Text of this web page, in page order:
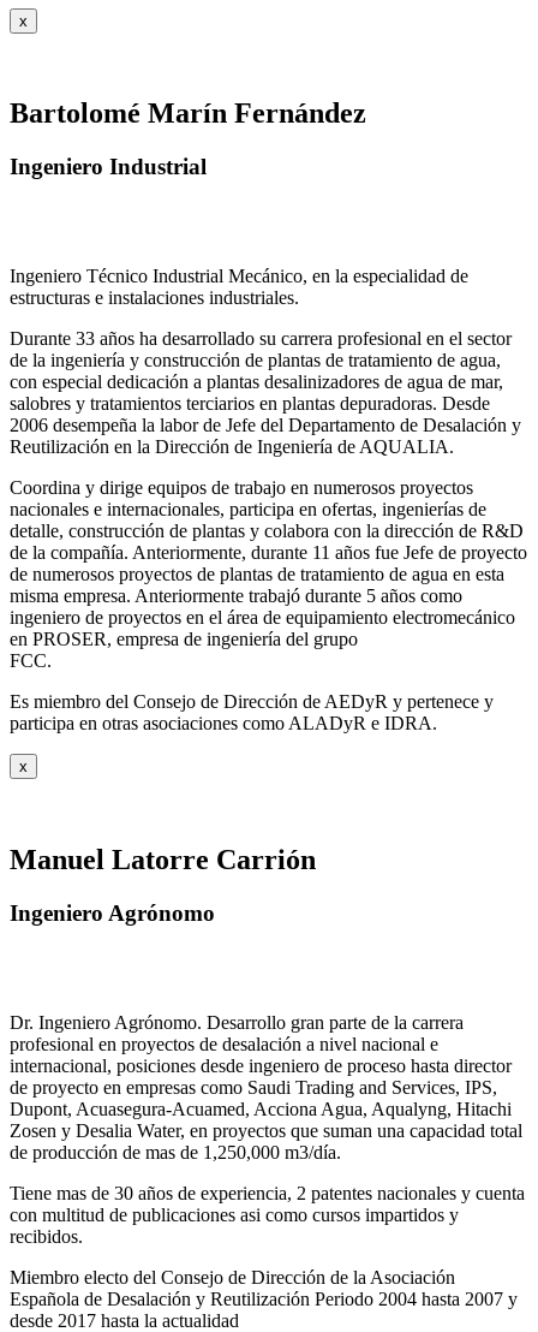
x
Bartolomé Marín Fernández
Ingeniero Industrial
Ingeniero Técnico Industrial Mecánico, en la especialidad de
estructuras e instalaciones industriales.
Durante 33 años ha desarrollado su carrera profesional en el sector
de la ingeniería y construcción de plantas de tratamiento de agua,
con especial dedicación a plantas desalinizadores de agua de mar,
salobres y tratamientos terciarios en plantas depuradoras. Desde
2006 desempeña la labor de Jefe del Departamento de Desalación y
Reutilización en la Dirección de Ingeniería de AQUALIA.
Coordina y dirige equipos de trabajo en numerosos proyectos
nacionales e internacionales, participa en ofertas, ingenierías de
detalle, construcción de plantas y colabora con la dirección de R&D
de la compañía. Anteriormente, durante 11 años fue Jefe de proyecto
de numerosos proyectos de plantas de tratamiento de agua en esta
misma empresa. Anteriormente trabajó durante 5 años como
ingeniero de proyectos en el área de equipamiento electromecánico
en PROSER, empresa de ingeniería del grupo
FCC.
Es miembro del Consejo de Dirección de AEDyR y pertenece y
participa en otras asociaciones como ALADyR e IDRA.
x
Manuel Latorre Carrión
Ingeniero Agrónomo
Dr. Ingeniero Agrónomo. Desarrollo gran parte de la carrera
profesional en proyectos de desalación a nivel nacional e
internacional, posiciones desde ingeniero de proceso hasta director
de proyecto en empresas como Saudi Trading and Services, IPS,
Dupont, Acuasegura-Acuamed, Acciona Agua, Aqualyng, Hitachi
Zosen y Desalia Water, en proyectos que suman una capacidad total
de producción de mas de 1,250,000 m3/día.
Tiene mas de 30 años de experiencia, 2 patentes nacionales y cuenta
con multitud de publicaciones asi como cursos impartidos y
recibidos.
Miembro electo del Consejo de Dirección de la Asociación
Española de Desalación y Reutilización Periodo 2004 hasta 2007 y
desde 2017 hasta la actualidad